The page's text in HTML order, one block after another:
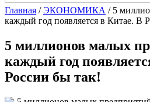
Главная /ЭКОНОМИКА / 5
каждый год появляется в Китае. В
5 миллионов малых
каждый год
России бы так!